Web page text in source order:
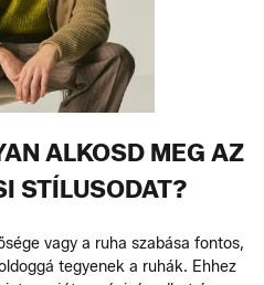
ALKOSD MEG AZ
STÍLUSODAT?
vagy a ruha szabása fontos,
tegyenek a ruhák. Ehhez